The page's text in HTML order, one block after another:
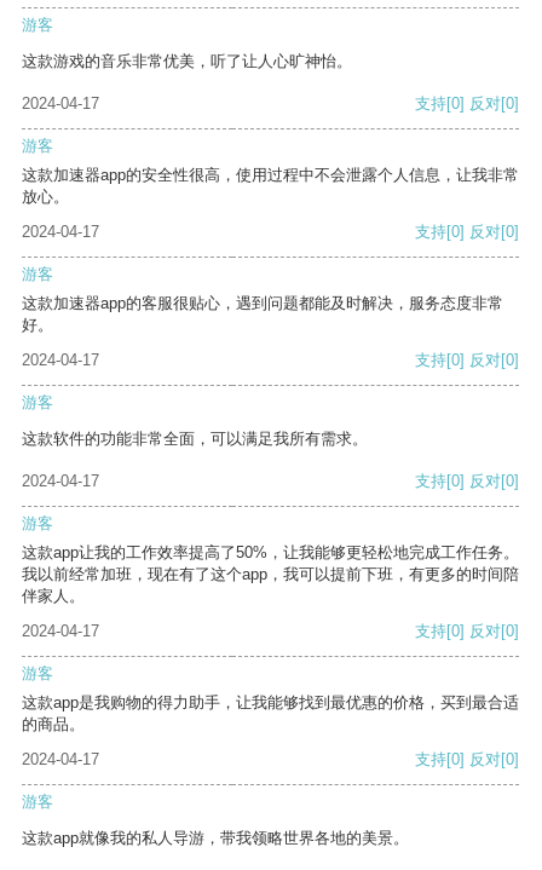
游客
这款游戏的音乐非常优美，听了让人心旷神怡。
2024-04-17 支持[0] 反对[0]
游客
这款加速器app的安全性很高，使用过程中不会泄露个人信息，让我非常
放心。
2024-04-17
支持[0] 反对[0]
游客
这款加速器app的客服很贴心，遇到问题都能及时解决，服务态度非常
好。
2024-04-17
支持[0] 反对[0]
游客
这款软件的功能非常全面，可以满足我所有需求。
2024-04-17 支持[0] 反对[0]
游客
这款app让我的工作效率提高了50%，让我能够更轻松地完成工作任务。
我以前经常加班，现在有了这个app，我可以提前下班，有更多的时间陪
伴家人。
2024-04-17
支持[0] 反对[0]
游客
这款app是我购物的得力助手，让我能够找到最优惠的价格，买到最合适
的商品。
2024-04-17
支持[0] 反对[0]
游客
这款app就像我的私人导游，带我领略世界各地的美景。